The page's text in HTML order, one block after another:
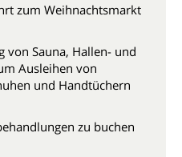
zum Weihnachtsmarkt
von Sauna, Hallen- und
Ausleihen von
und Handtüchern
zu buchen